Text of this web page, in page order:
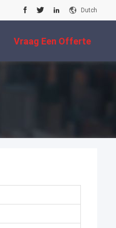
Dutch
Vraag Een Offerte